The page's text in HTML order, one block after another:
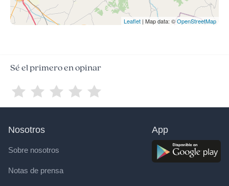
Leaflet | Map data: ©OpenStreetMap
Sé el primero en opinar
Nosotros
Sobre nosotros
Notas de prensa
App